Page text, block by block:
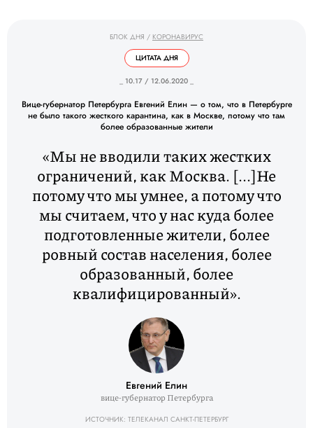
БЛОК ДНЯ / КОРОНАВИРУС
ЦИТАТА ДНЯ
_ 10.17 / 12.06.2020 _
Вице-губернатор Петербурга Евгений Елин — о том, что в Петербурге
не было такого жесткого карантина, как в Москве, потому что там
более образованные жители
«Мы не вводили таких жестких
ограничений, как Москва. [...]Не
потому что мы умнее, а потому что
мы считаем, что у нас куда более
подготовленные жители, более
ровный состав населения, более
образованный, более
квалифицированный».
Евгений Елин
вице-губернатор Петербурга
ИСТОЧНИК: ТЕЛЕКАНАЛ САНКТ-ПЕТЕРБУРГ